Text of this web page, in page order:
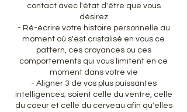
contact avec l'état d'être que vous
désirez
- Ré-écrire votre histoire personnelle au
moment où s'est cristalisé en vous ce
pattern, ces croyances ou ces
comportements qui vous limitent en ce
moment dans votre vie
- Aligner 3 de vos plus puissantes
intelligences; soient celle du ventre, celle
du coeur et celle du cerveau afin qu'elles